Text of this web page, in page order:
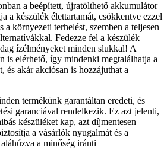
a beépített, újratölthető akkumulátor
a készülék élettartamát, csökkentve ezzel
a környezeti terhelést, szemben a teljesen
Fedezze fel a készülék
ízélményeket minden slukkal! A
is elérhető, így mindenki megtalálhatja a
és akár akciósan is hozzájuthat a
termékünk garantáltan eredeti, és
garanciával rendelkezik. Ez azt jelenti,
készüléket kap, azt díjmentesen
a vásárlók nyugalmát és a
a minőség iránti